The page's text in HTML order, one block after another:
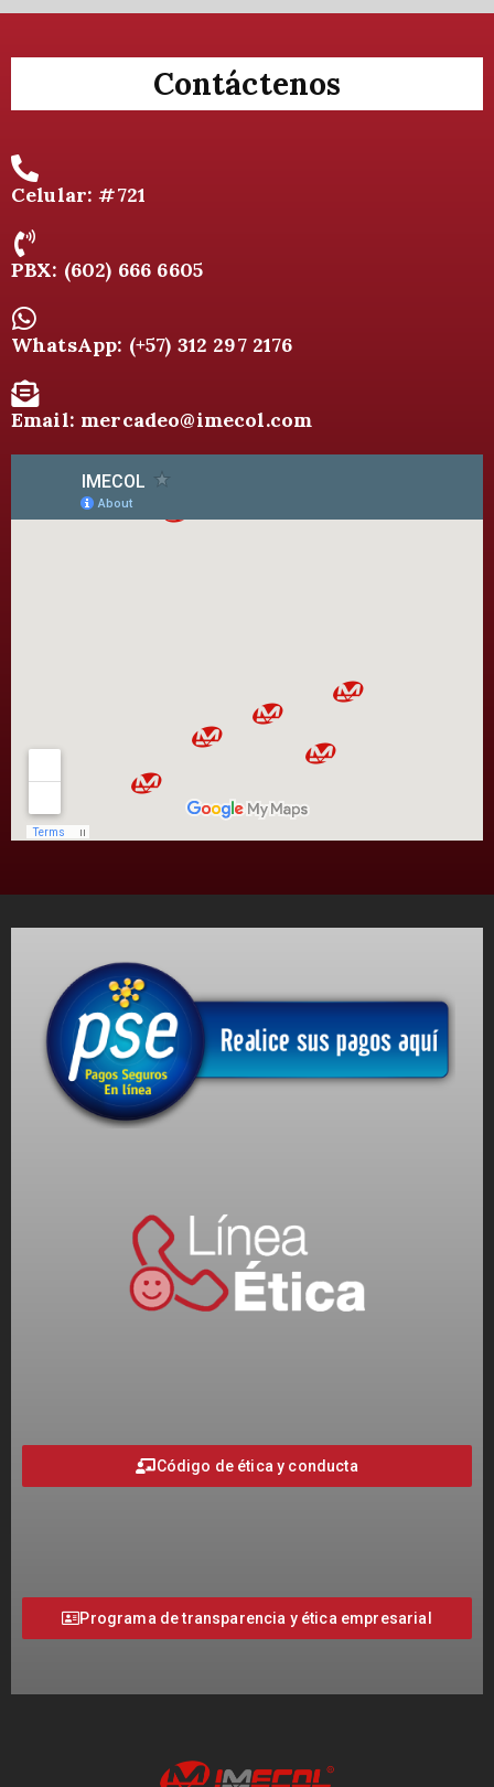
Contáctenos
Celular: #721
PBX: (602) 666 6605
WhatsApp: (+57) 312 297 2176
Email: mercadeo@imecol.com
Código de ética y conducta
Programa de transparencia y ética empresarial